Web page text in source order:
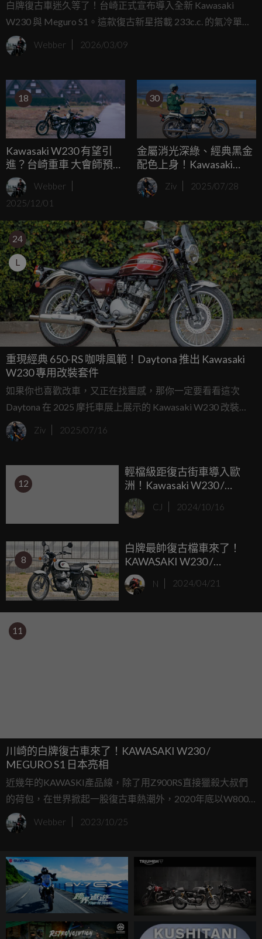
白牌復古車迷久等了！台崎正式宣布導入全新 Kawasaki
W230 與 Meguro S1。這款復古新星搭載 233c.c. 的氣冷單缸
引擎，可輸出約 19 PS 的最大馬力，不僅動力平順好操控，
更完美滿足了追求經典質感與日常輕巧代步的輕檔車需求。
Webber 2026/03/09
18
Kawasaki W230 有望引
進？台崎重車 大會師預告
貼文藏新車玄機
Webber
2025/12/01
30
金屬消光深綠、經典黑金
配色上身！Kawasaki
W230、MEGURO S1
2026 年式新色歐洲亮相
Ziv 2025/07/28
24
L
重現經典 650-RS 咖啡風範！Daytona 推出 Kawasaki
W230 專用改裝套件
如果你也喜歡改車，又正在找靈感，那你一定要看看這次
Daytona 在 2025 摩托車展上展示的 Kawasaki W230 改裝
車，這台車不僅外型經典復古，還融合了現代的改裝元素，
整體氣質十足，讓人看了就想騎上一圈。
Ziv 2025/07/16
12
輕檔級距復古街車導入歐
洲！Kawasaki W230 /
Meguro S1 歐洲市場正式發
表
CJ 2024/10/16
8
白牌最帥復古檔車來了！
KAWASAKI W230 /
MEGURO S1 秋季海外上市
N 2024/04/21
11
川崎的白牌復古車來了！KAWASAKI W230 /
MEGURO S1 日本亮相
近幾年的KAWASKI產品線，除了用Z900RS直接獵殺大叔們
的荷包，在世界掀起一股復古車熱潮外，2020年底以W800
推出的全新衍生版本「MEGURO K3」，更是直接致敬當年
「目黑製作所」與川崎重工之間重要的歷史地位，來到2023
/ MEGURO S1兩款230 c.c.輕檔車，全面佈局復古車市場。
Webber 2023/10/25